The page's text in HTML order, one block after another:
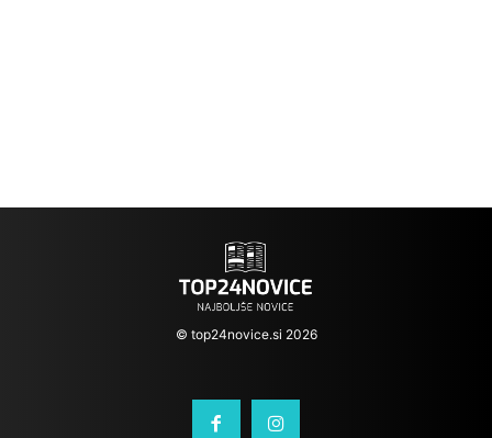
© top24novice.si 2026